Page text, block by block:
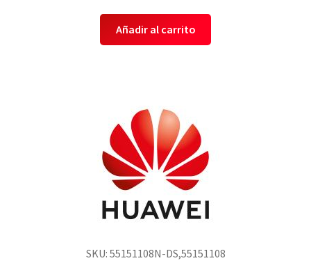
Añadir al carrito
SKU: 55151108N-DS,55151108